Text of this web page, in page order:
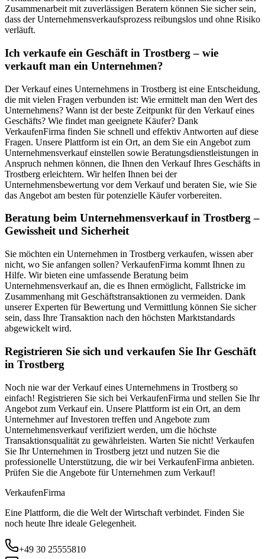
Zusammenarbeit mit zuverlässigen Beratern können Sie sicher sein,
dass der Unternehmensverkaufsprozess reibungslos und ohne Risiko
verläuft.
Ich verkaufe ein Geschäft in Trostberg – wie
verkauft man ein Unternehmen?
Der Verkauf eines Unternehmens in Trostberg ist eine Entscheidung,
die mit vielen Fragen verbunden ist: Wie ermittelt man den Wert des
Unternehmens? Wann ist der beste Zeitpunkt für den Verkauf eines
Geschäfts? Wie findet man geeignete Käufer? Dank
VerkaufenFirma finden Sie schnell und effektiv Antworten auf diese
Fragen. Unsere Plattform ist ein Ort, an dem Sie ein Angebot zum
Unternehmensverkauf einstellen sowie Beratungsdienstleistungen in
Anspruch nehmen können, die Ihnen den Verkauf Ihres Geschäfts in
Trostberg erleichtern. Wir helfen Ihnen bei der
Unternehmensbewertung vor dem Verkauf und beraten Sie, wie Sie
das Angebot am besten für potenzielle Käufer vorbereiten.
Beratung beim Unternehmensverkauf in Trostberg –
Gewissheit und Sicherheit
Sie möchten ein Unternehmen in Trostberg verkaufen, wissen aber
nicht, wo Sie anfangen sollen? VerkaufenFirma kommt Ihnen zu
Hilfe. Wir bieten eine umfassende Beratung beim
Unternehmensverkauf an, die es Ihnen ermöglicht, Fallstricke im
Zusammenhang mit Geschäftstransaktionen zu vermeiden. Dank
unserer Experten für Bewertung und Vermittlung können Sie sicher
sein, dass Ihre Transaktion nach den höchsten Marktstandards
abgewickelt wird.
Registrieren Sie sich und verkaufen Sie Ihr Geschäft
in Trostberg
Noch nie war der Verkauf eines Unternehmens in Trostberg so
einfach! Registrieren Sie sich bei VerkaufenFirma und stellen Sie Ihr
Angebot zum Verkauf ein. Unsere Plattform ist ein Ort, an dem
Unternehmer auf Investoren treffen und Angebote zum
Unternehmensverkauf verifiziert werden, um die höchste
Transaktionsqualität zu gewährleisten. Warten Sie nicht! Verkaufen
Sie Ihr Unternehmen in Trostberg jetzt und nutzen Sie die
professionelle Unterstützung, die wir bei VerkaufenFirma anbieten.
Prüfen Sie die Angebote für Unternehmen zum Verkauf!
VerkaufenFirma
Eine Plattform, die die Welt der Wirtschaft verbindet. Finden Sie
noch heute Ihre ideale Gelegenheit.
+49 30 25555810